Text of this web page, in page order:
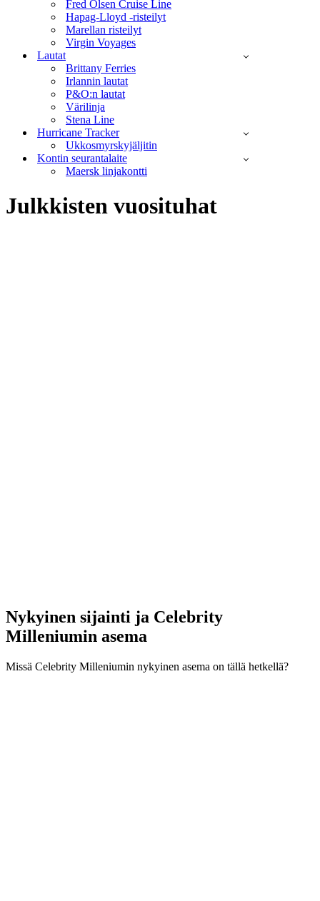
Fred Olsen Cruise Line
Hapag-Lloyd -risteilyt
Marellan risteilyt
Virgin Voyages
Lautat
Brittany Ferries
Irlannin lautat
P&O:n lautat
Värilinja
Stena Line
Hurricane Tracker
Ukkosmyrskyjäljitin
Kontin seurantalaite
Maersk linjakontti
Julkkisten vuosituhat
Nykyinen sijainti ja Celebrity
Milleniumin asema
Missä Celebrity Milleniumin nykyinen asema on tällä hetkellä?